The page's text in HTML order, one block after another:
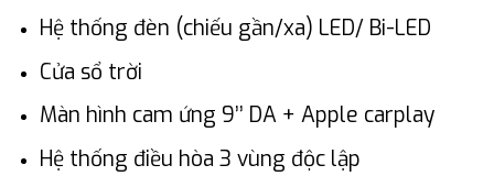
Hệ thống đèn (chiếu gần/xa) LED/ Bi-LED
Cửa sổ trời
Màn hình cam ứng 9’’ DA + Apple carplay
Hệ thống điều hòa 3 vùng độc lập